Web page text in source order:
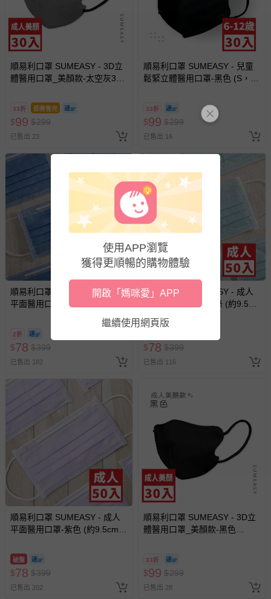
順易利口罩 SUMEASY - 3D立
體醫用口罩_美顏款-太空灰30
5% (M)。)
33折 即將售完
$99 $299
已售出 23
順易利口罩 SUMEASY - 兒童
鬆緊立體醫用口罩-黑色 (S，約
用)-30入-黑色
33折
$99 $299
已售出 16
順易利口罩 SUMEASY - 成人
平面醫用口罩-梵高藍 (約9.5cm
2折
$78 $399
已售出 182
順易利口罩 SUMEASY - 成人
平面醫用口罩-霧霾綠 (約9.5cm
x 17.5cm)-50入
$78 $399
已售出 116
順易利口罩 SUMEASY - 成人
平面醫用口罩-紫色 (約9.5cm x
破盤
$78 $399
已售出 202
順易利口罩 SUMEASY - 3D立
體醫用口罩_美顏款-黑色
33折
$99 $299
已售出 28
使用APP瀏覽
獲得更順暢的購物體驗
開啟「媽咪愛」APP
繼續使用網頁版